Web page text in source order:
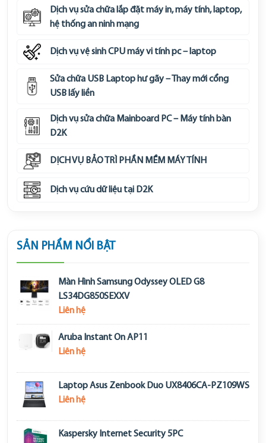
Dịch vụ sửa chữa lắp đặt máy in, máy tính, laptop,
hệ thống an ninh mạng
Dịch vụ vệ sinh CPU máy vi tính pc – laptop
Sửa chữa USB Laptop hư gãy – Thay mới cổng
USB lấy liền
Dịch vụ sửa chữa Mainboard PC – Máy tính bàn
D2K
DỊCH VỤ BẢO TRÌ PHẦN MỀM MÁY TÍNH
Dịch vụ cứu dữ liệu tại D2K
SẢN PHẨM NỔI BẬT
Màn Hình Samsung Odyssey OLED G8
LS34DG850SEXXV
Liên hệ
Aruba Instant On AP11
Liên hệ
Laptop Asus Zenbook Duo UX8406CA-PZ109WS
Liên hệ
Kaspersky Internet Security 5PC